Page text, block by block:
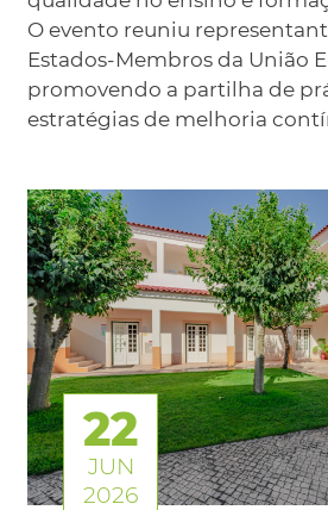
O evento reuniu
Estados-Membros da União
promovendo a partilha de
estratégias de melhoria
22
JUN
2026